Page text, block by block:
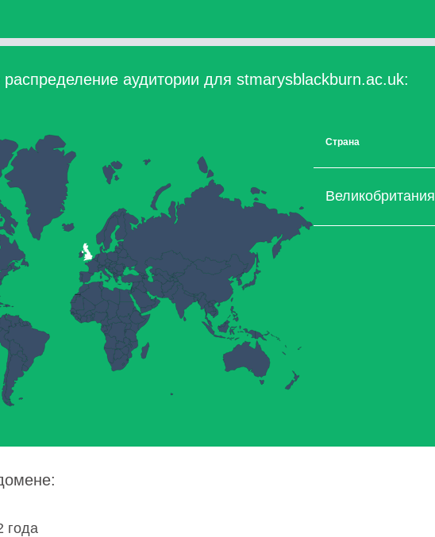
распределение аудитории для stmarysblackburn.ac.uk:
Страна
Великобритания
года